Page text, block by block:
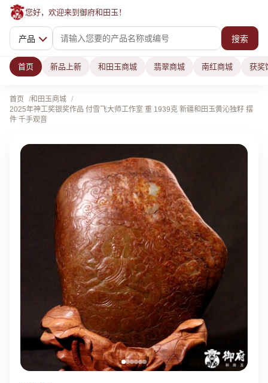
您好，欢迎来到御府和田玉！
产品 搜索
首页 新品上新 和田玉商城 翡翠商城 南红商城 获奖
首页
和田玉商城
2025年神工奖银奖作品 付雪飞大师工作室 重 1939克 新疆和田玉黄沁独籽 摆
件 千手观音